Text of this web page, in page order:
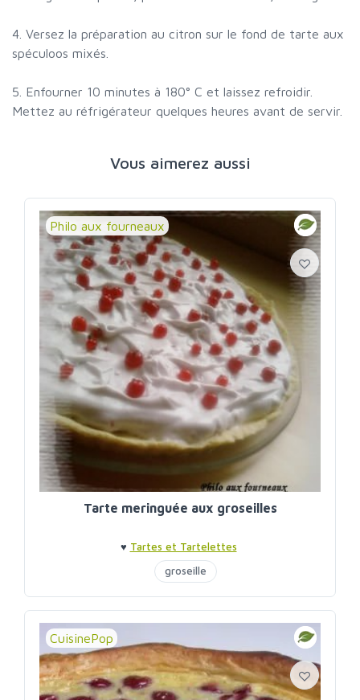
4. Versez la préparation au citron sur le fond de tarte aux
spéculoos mixés.
5. Enfourner 10 minutes à 180° C et laissez refroidir.
Mettez au réfrigérateur quelques heures avant de servir.
Vous aimerez aussi
Philo aux fourneaux
Tarte meringuée aux groseilles
♥ Tartes et Tartelettes
groseille
CuisinePop